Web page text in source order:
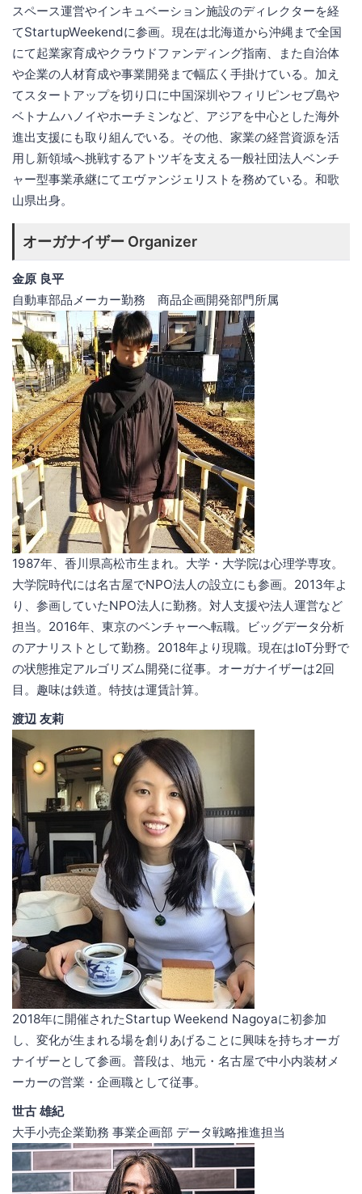
スペース運営やインキュベーション施設のディレクターを経
てStartupWeekendに参画。現在は北海道から沖縄まで全国
にて起業家育成やクラウドファンディング指南、また自治体
や企業の人材育成や事業開発まで幅広く手掛けている。加え
てスタートアップを切り口に中国深圳やフィリピンセブ島や
ベトナムハノイやホーチミンなど、アジアを中心とした海外
進出支援にも取り組んでいる。その他、家業の経営資源を活
用し新領域へ挑戦するアトツギを支える一般社団法人ベンチ
ャー型事業承継にてエヴァンジェリストを務めている。和歌
山県出身。
オーガナイザー Organizer
金原 良平
自動車部品メーカー勤務 商品企画開発部門所属
1987年、香川県高松市生まれ。大学・大学院は心理学専攻。
大学院時代には名古屋でNPO法人の設立にも参画。2013年よ
り、参画していたNPO法人に勤務。対人支援や法人運営など
担当。2016年、東京のベンチャーへ転職。ビッグデータ分析
のアナリストとして勤務。2018年より現職。現在はIoT分野で
の状態推定アルゴリズム開発に従事。オーガナイザーは2回
目。趣味は鉄道。特技は運賃計算。
渡辺 友莉
2018年に開催されたStartup Weekend Nagoyaに初参加
し、変化が生まれる場を創りあげることに興味を持ちオーガ
ナイザーとして参画。普段は、地元・名古屋で中小内装材メ
ーカーの営業・企画職として従事。
世古 雄紀
大手小売企業勤務 事業企画部 データ戦略推進担当